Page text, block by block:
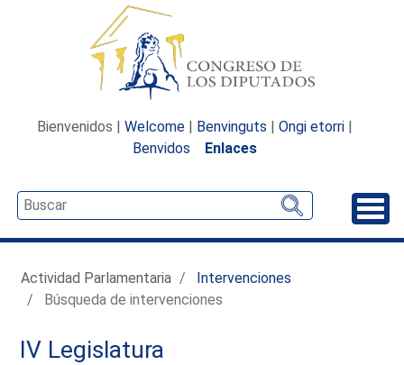
Bienvenidos | Welcome | Benvinguts | Ongi etorri |
Benvidos
Enlaces
Actividad Parlamentaria
Intervenciones
Búsqueda de intervenciones
IV Legislatura